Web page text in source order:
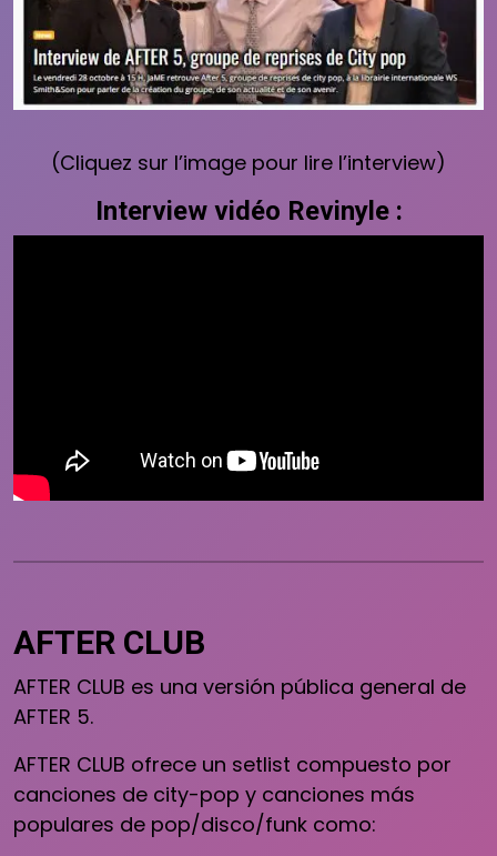
(Cliquez sur l’image pour lire l’interview)
Interview vidéo Revinyle :
AFTER CLUB
AFTER CLUB es una versión pública general de
AFTER 5.
AFTER CLUB ofrece un setlist compuesto por
canciones de city-pop y canciones más
populares de pop/disco/funk como: